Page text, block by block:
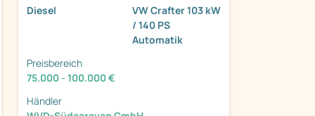
Diesel
VW Crafter 103 kW
/ 140 PS
Automatik
Preisbereich
75.000 - 100.000 €
Händler